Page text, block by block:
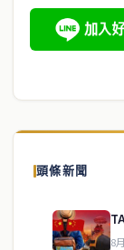
頭條新聞
8